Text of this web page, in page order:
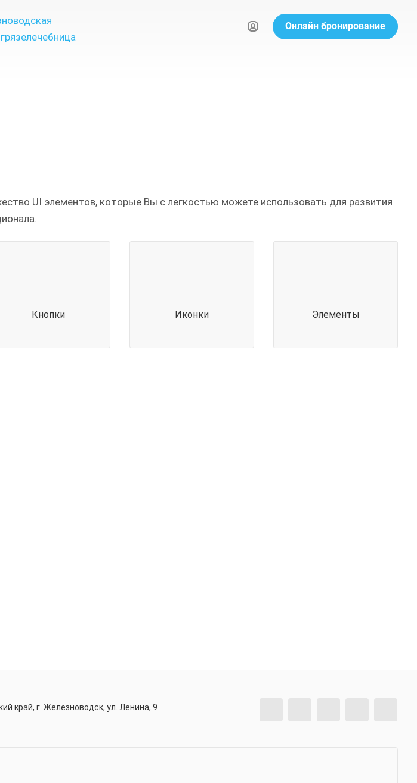
Онлайн бронирование
UI элементов, которые Вы с легкостью можете использовать для развития
Кнопки Иконки Элементы
край, г. Железноводск, ул. Ленина, 9